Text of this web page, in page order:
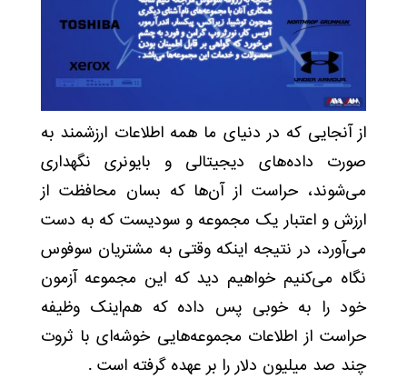
از آنجایی که در دنیای ما همه اطلاعات ارزشمند به
صورت داده‌های دیجیتالی و بایونری نگهداری
می‌شوند، حراست از آن‌ها که بسان محافظت از
ارزش و اعتبار یک مجموعه و سودیست که به دست
می‌آورد، در نتیجه اینکه وقتی به مشتریان سوفوس
نگاه می‌کنیم خواهیم دید که این مجموعه آزمون
خود را به خوبی پس داده که هم‌اینک وظیفه
حراست از اطلاعات مجموعه‌هایی خوشه‌ای با ثروت
چند صد میلیون دلار را بر عهده گرفته است .